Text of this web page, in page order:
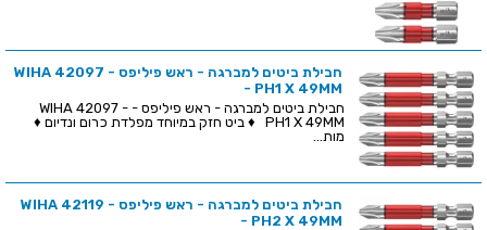
חבילת ביטים למברגה - ראש פיליפס - WIHA 42097
- PH1 X 49MM
חבילת ביטים למברגה - ראש פיליפס - WIHA 42097 -
PH1 X 49MM ♦ ביט חזק במיוחד מפלדת כרום ונדיום ♦
מות...
חבילת ביטים למברגה - ראש פיליפס - WIHA 42119
- PH2 X 49MM